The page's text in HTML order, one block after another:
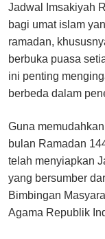
Jadwal Imsakiyah
bagi umat islam
ramadan,
berbuka puasa
ini penting
berbeda dalam
Guna
bulan Ramadan
telah menyiapkan
yang bersumber
Bimbingan
Agama Republik